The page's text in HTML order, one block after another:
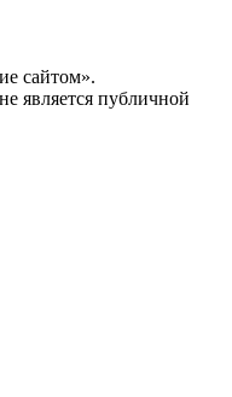
сайтом».
является публичной